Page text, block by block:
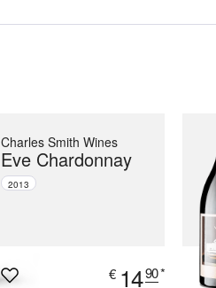
Charles Smith Wines
Eve Chardonnay
2013
€ 1490*